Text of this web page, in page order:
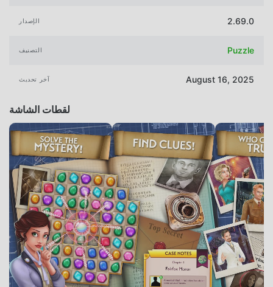
الإصدار 2.69.0
التصنيف Puzzle
آخر تحديث August 16, 2025
لقطات الشاشة